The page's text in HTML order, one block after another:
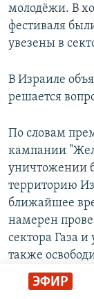
ЭФИР
молодёжи. В
фестиваля
увезены в
В Израиле
решается
По словам
кампании
уничтожении
территорию
ближайшее
намерен
сектора Газа
также
израильских